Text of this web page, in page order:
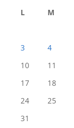
L
M
3
4
10
11
17
18
24
25
31